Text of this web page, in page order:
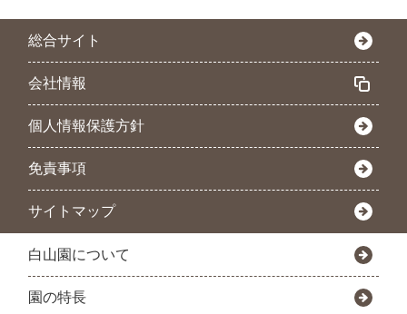
総合サイト
会社情報
個人情報保護方針
免責事項
サイトマップ
白山園について
園の特長